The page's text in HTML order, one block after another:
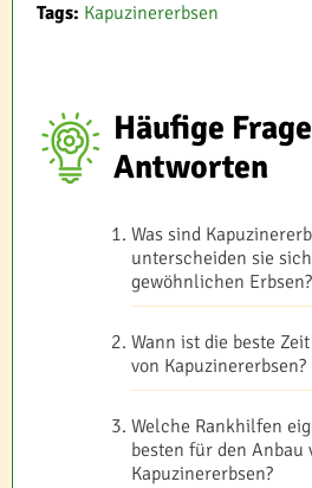
Tags: Kapuzinererbsen
Häufige
Antworten
Was sind
unterscheiden sie
gewöhnlichen Erbsen?
Wann ist die beste
von Kapuzinererbsen?
Welche Rankhilfen
besten für den Anbau
Kapuzinererbsen?